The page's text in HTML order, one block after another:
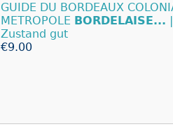
GUIDE DU BORDEAUX
METROPOLE BORDELAISE...
Zustand gut
€9.00